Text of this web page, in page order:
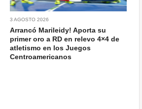
3 AGOSTO 2026
Arrancó Marileidy! Aporta su
primer oro a RD en relevo 4×4 de
atletismo en los Juegos
Centroamericanos